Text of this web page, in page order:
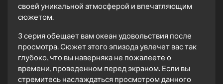
своей уникальной атмосферой и впечатляющим
сюжетом.
3 серия обещает вам океан удовольствия после
просмотра. Сюжет этого эпизода увлечет вас так
глубоко, что вы наверняка не пожалеете о
времени, проведенном перед экраном. Если вы
стремитесь наслаждаться просмотром данного